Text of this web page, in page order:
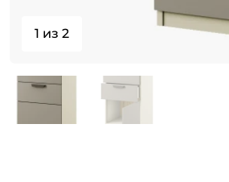
1 из 2